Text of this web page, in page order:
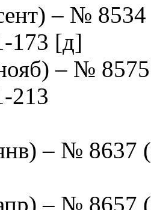
– №
173 [д]
– №
213
– №
– №